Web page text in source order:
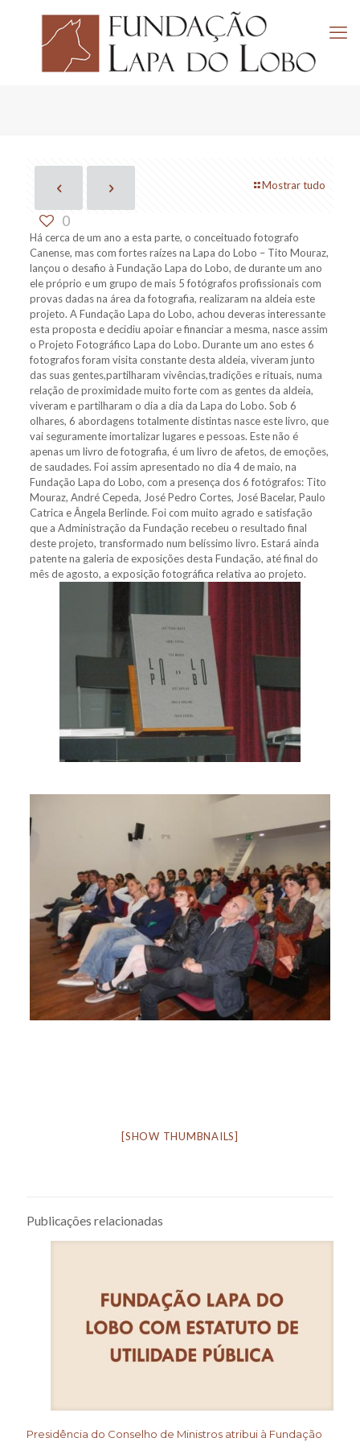
Mostrar tudo
0
Há cerca de um ano a esta parte, o conceituado fotografo
Canense, mas com fortes raízes na Lapa do Lobo – Tito Mouraz,
lançou o desafio à Fundação Lapa do Lobo, de durante um ano
ele próprio e um grupo de mais 5 fotógrafos profissionais com
provas dadas na área da fotografia, realizaram na aldeia este
projeto. A Fundação Lapa do Lobo, achou deveras interessante
esta proposta e decidiu apoiar e financiar a mesma, nasce assim
o Projeto Fotográfico Lapa do Lobo. Durante um ano estes 6
fotografos foram visita constante desta aldeia, viveram junto
das suas gentes,partilharam vivências,tradições e rituais, numa
relação de proximidade muito forte com as gentes da aldeia,
viveram e partilharam o dia a dia da Lapa do Lobo. Sob 6
olhares, 6 abordagens totalmente distintas nasce este livro, que
vai seguramente imortalizar lugares e pessoas. Este não é
apenas um livro de fotografia, é um livro de afetos, de emoções,
de saudades. Foi assim apresentado no dia 4 de maio, na
Fundação Lapa do Lobo, com a presença dos 6 fotógrafos: Tito
Mouraz, André Cepeda, José Pedro Cortes, José Bacelar, Paulo
Catrica e Ângela Berlinde. Foi com muito agrado e satisfação
que a Administração da Fundação recebeu o resultado final
deste projeto, transformado num belíssimo livro. Estará ainda
patente na galeria de exposições desta Fundação, até final do
mês de agosto, a exposição fotográfica relativa ao projeto.
[SHOW THUMBNAILS]
Publicações relacionadas
Presidência do Conselho de Ministros atribui à Fundação